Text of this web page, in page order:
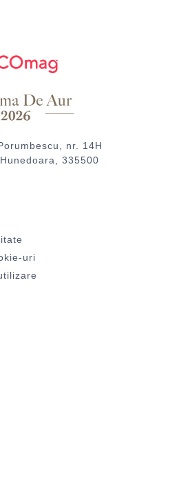
nr. 14H
335500
uri